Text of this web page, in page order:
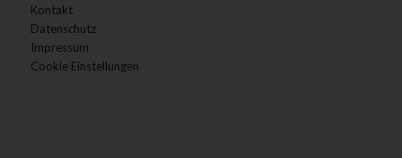
Kontakt
Datenschutz
Impressum
Cookie Einstellungen